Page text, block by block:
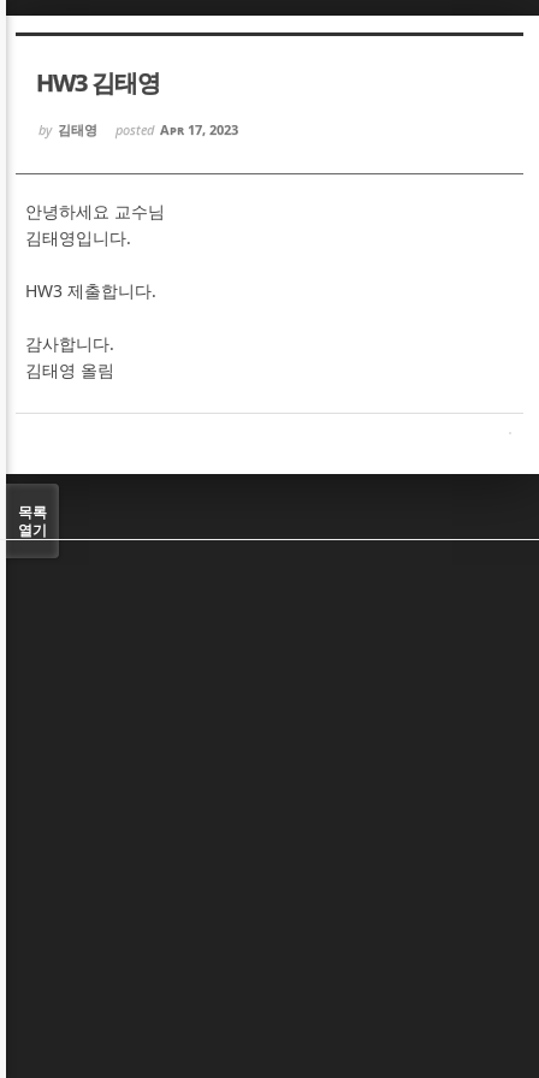
HW3 김태영
by 김태영 posted Apr 17, 2023
안녕하세요 교수님
김태영입니다.
HW3 제출합니다.
감사합니다.
김태영 올림
목록
열기
Sketchbook5, 스케치북5
Sketchbook5, 스케치북5
Sketchbook5, 스케치북5
Sketchbook5, 스케치북5